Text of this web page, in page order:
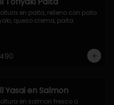
en palta, relleno con pollo
queso crema, palta.
Yasai en Salmon
en salmon fresco o